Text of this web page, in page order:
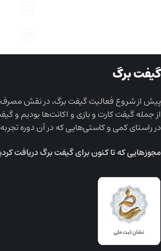
گیفت برگ
پیش از شروع فعالیت گیفت برگ، در نقش
از جمله گیفت کارت و بازی و اکانت‌ها بودیم و
در راستای کمی و کاستی‌هایی که در آن دوره
مجوز‌هایی که تا کنون برای گیفت برگ دریافت